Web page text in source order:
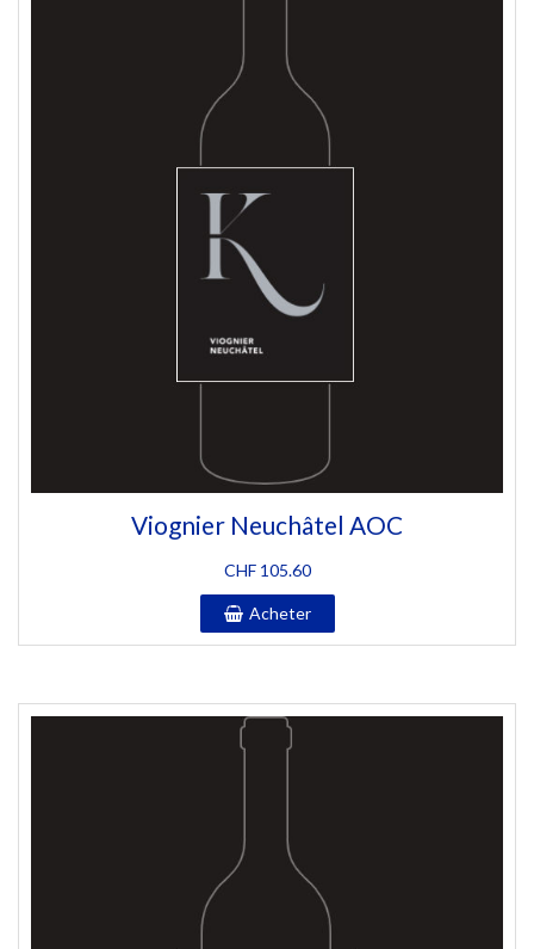
Viognier Neuchâtel AOC
CHF105.60
Acheter